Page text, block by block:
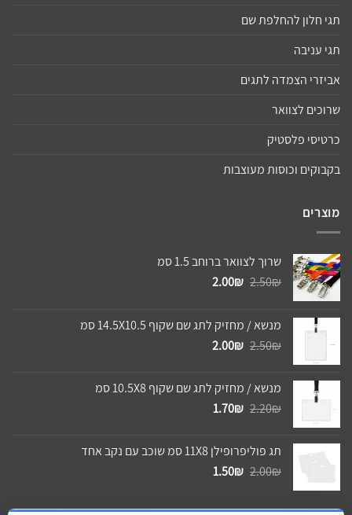
תגי חלון להחלפת שם
תגי עניבה
אביזרי הצמדה לתגים
שרוכים לצוואר
כרטיסי פלסטיק
בקבוקים וכוסות מעוצבות
מוצרים
שרוך לצוואר ברוחב 1.5 סמ
2.50₪
המחיר
2.50₪.
2.00₪
המחיר
2.00₪.
מנשא / מחזיק לתג שם שקוף 14.5X10.5 סמ
2.50₪
המחיר
2.50₪.
2.00₪
המחיר
2.00₪.
מנשא / מחזיק לתג שם שקוף 10.5X8 סמ
2.20₪
המחיר
2.20₪.
1.70₪
המחיר
1.70₪.תג פוליפרופילן 11X8 סמ שוכב עם נקב אחד
2.00₪
המחיר
1.50₪
המחיר